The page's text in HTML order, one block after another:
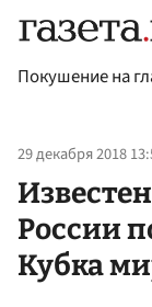
Покушение на
29 декабря 2018
России
Кубка